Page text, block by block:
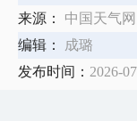
来源：
中国天气网
编辑：
成璐
发布时间： 2026-